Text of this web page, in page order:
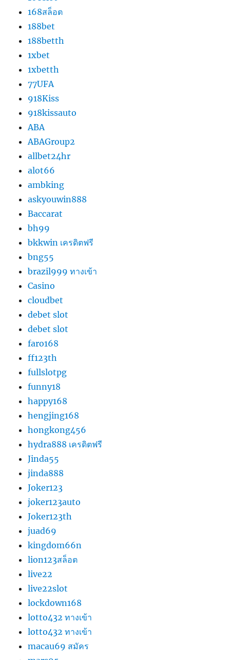
168สล็อต
188bet
188betth
1xbet
1xbetth
77UFA
918Kiss
918kissauto
ABA
ABAGroup2
allbet24hr
alot66
ambking
askyouwin888
Baccarat
bh99
bkkwin เครดิตฟรี
bng55
brazil999 ทางเข้า
Casino
cloudbet
debet slot
debet slot
faro168
ff123th
fullslotpg
funny18
happy168
hengjing168
hongkong456
hydra888 เครดิตฟรี
Jinda55
jinda888
Joker123
joker123auto
Joker123th
juad69
kingdom66n
lion123สล็อต
live22
live22slot
lockdown168
lotto432 ทางเข้า
lotto432 ทางเข้า
macau69 สมัคร